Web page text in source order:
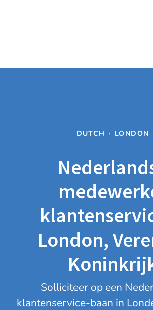
DUTCH · LONDON
London,
Solliciteer op een
klantenservice-baan in